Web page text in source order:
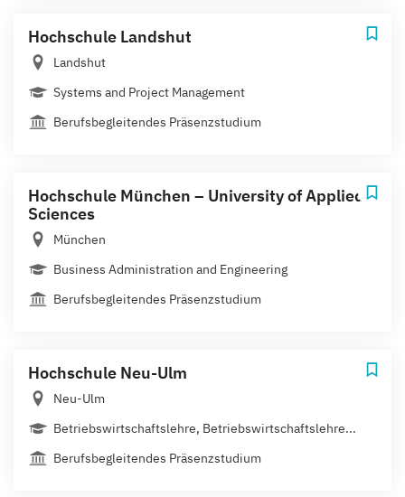
Hochschule Landshut
Landshut
Systems and Project Management
Berufsbegleitendes Präsenzstudium
Hochschule München – University of Applied
Sciences
München
Business Administration and Engineering
Berufsbegleitendes Präsenzstudium
Hochschule Neu-Ulm
Neu-Ulm
Betriebswirtschaftslehre, Betriebswirtschaftslehre...
Berufsbegleitendes Präsenzstudium